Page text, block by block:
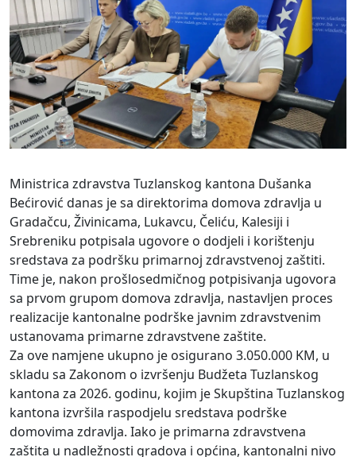
Ministrica zdravstva Tuzlanskog kantona Dušanka
Bećirović danas je sa direktorima domova zdravlja u
Gradačcu, Živinicama, Lukavcu, Čeliću, Kalesiji i
Srebreniku potpisala ugovore o dodjeli i korištenju
sredstava za podršku primarnoj zdravstvenoj zaštiti.
Time je, nakon prošlosedmičnog potpisivanja ugovora
sa prvom grupom domova zdravlja, nastavljen proces
realizacije kantonalne podrške javnim zdravstvenim
ustanovama primarne zdravstvene zaštite.
Za ove namjene ukupno je osigurano 3.050.000 KM, u
skladu sa Zakonom o izvršenju Budžeta Tuzlanskog
kantona za 2026. godinu, kojim je Skupština Tuzlanskog
kantona izvršila raspodjelu sredstava podrške
domovima zdravlja. Iako je primarna zdravstvena
zaštita u nadležnosti gradova i općina, kantonalni nivo